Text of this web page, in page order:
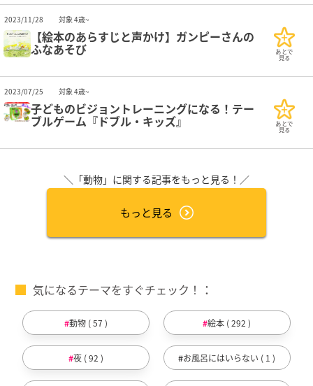
2023/11/28 対象 4歳~
【絵本のあらすじと声かけ】ガンピーさんの
ふなあそび あとで
見る
2023/07/25 対象 4歳~
子どものビジョントレーニングになる！テー
ブルゲーム『ドブル・キッズ』 あとで
見る
＼「動物」に関する記事をもっと見る！／
もっと見る
気になるテーマをすぐチェック！
動物 ( 57 ) 絵本 ( 292 )
夜 ( 92 ) お風呂にはいらない ( 1 )